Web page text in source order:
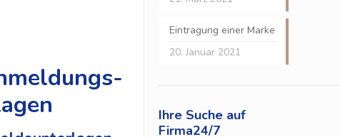
Eintragung einer Marke
20. Januar 2021
Ihre Suche auf
Firma24/7